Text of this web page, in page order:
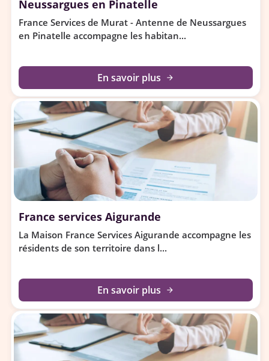
Neussargues en Pinatelle
France Services de Murat - Antenne de Neussargues
en Pinatelle accompagne les habitan...
En savoir plus arrow_forward
France services Aigurande
La Maison France Services Aigurande accompagne les
résidents de son territoire dans l...
En savoir plus arrow_forward